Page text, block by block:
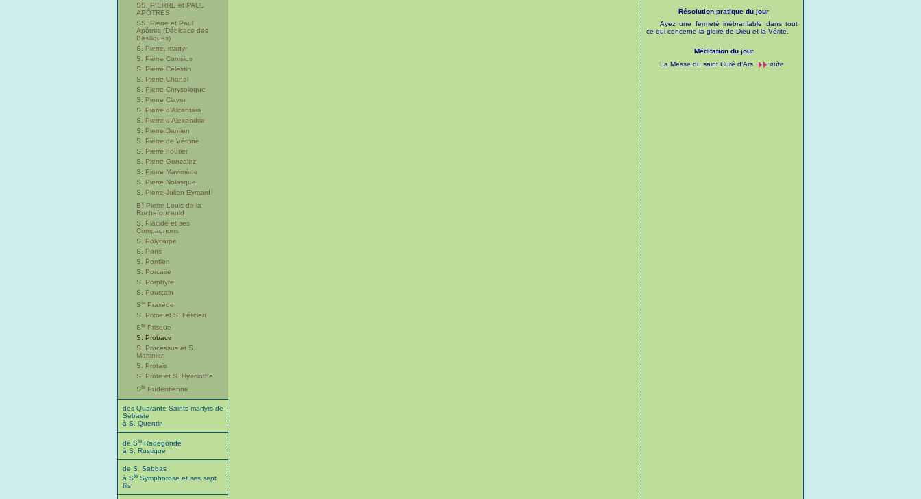
SS. PIERRE et PAUL
APÔTRES
SS. Pierre et Paul
Apôtres (Dédicace des
Basiliques)
S. Pierre, martyr
S. Pierre Canisius
S. Pierre Célestin
S. Pierre Chanel
S. Pierre Chrysologue
S. Pierre Claver
S. Pierre d’Alcantara
S. Pierre d’Alexandrie
S. Pierre Damien
S. Pierre de Vérone
S. Pierre Fourier
S. Pierre Gonzalez
S. Pierre Mavimène
S. Pierre Nolasque
S. Pierre-Julien Eymard
Bx Pierre-Louis de la
Rochefoucauld
S. Placide et ses
Compagnons
S. Polycarpe
S. Pons
S. Pontien
S. Porcaire
S. Porphyre
S. Pourçain
Ste Praxède
S. Prime et S. Félicien
Ste Prisque
S. Probace
S. Processus et S.
Martinien
S. Protais
S. Prote et S. Hyacinthe
Ste Pudentienne
des Quarante Saints martyrs de
Sébaste
à S. Quentin
de Ste Radegonde
à S. Rustique
de S. Sabbas
à Ste Symphorose et ses sept
fils
Résolution pratique du jour
Ayez une fermeté inébranlable dans tout
ce qui concerne la gloire de Dieu et la Vérité.
Méditation du jour
La Messe du saint Curé d’Ars
suite